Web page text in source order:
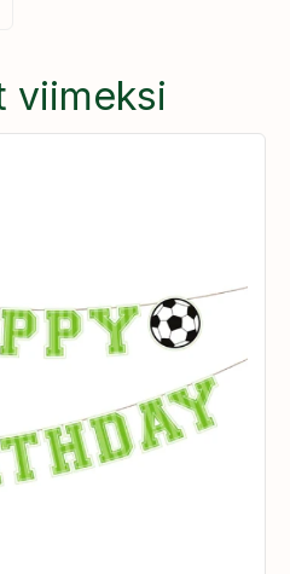
viimeksi